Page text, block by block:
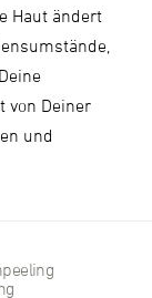
Haut ändert
von Deiner
und